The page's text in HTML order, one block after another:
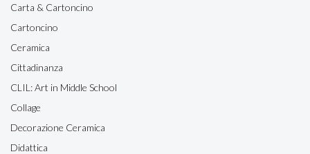
Carta & Cartoncino
Cartoncino
Ceramica
Cittadinanza
CLIL: Art in Middle School
Collage
Decorazione Ceramica
Didattica